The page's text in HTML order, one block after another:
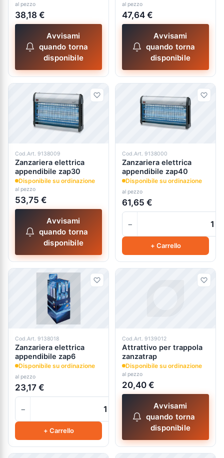
al pezzo
38,18 €
Avvisami
quando torna
disponibile
al pezzo
47,64 €
Avvisami
quando torna
disponibile
Cod.Art. 9138009
Zanzariera elettrica
appendibile zap30
Disponibile su ordinazione
al pezzo
53,75 €
Avvisami
quando torna
disponibile
Cod.Art. 9138000
Zanzariera elettrica
appendibile zap40
Disponibile su ordinazione
al pezzo
61,65 €
−
+ Carrello
Cod.Art. 9138018
Zanzariera elettrica
appendibile zap6
Disponibile su ordinazione
al pezzo
23,17 €
− +
+ Carrello
Cod.Art. 9139012
Attrattivo per trappola
zanzatrap
Disponibile su ordinazione
al pezzo
20,40 €
Avvisami
quando torna
disponibile